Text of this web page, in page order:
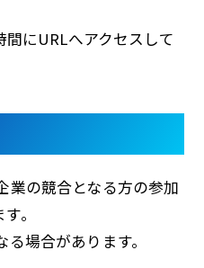
にURLへアクセスして
の競合となる方の参加
。
場合があります。